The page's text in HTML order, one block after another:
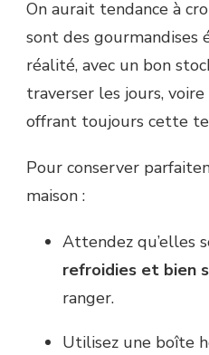
On aurait tendance à
sont des gourmandises
réalité, avec un bon
traverser les jours, voire
offrant toujours cette
Pour conserver
maison :
Attendez qu’elles
refroidies et bien
ranger.
Utilisez une boîte